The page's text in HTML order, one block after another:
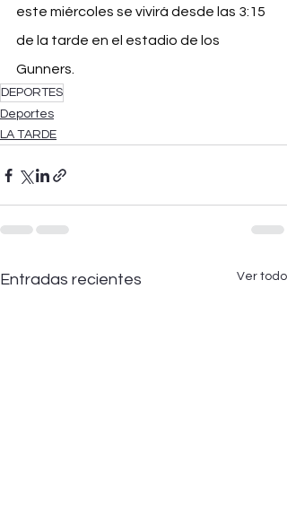
este miércoles se vivirá desde las 3:15
de la tarde en el estadio de los
Gunners.
DEPORTES
Deportes
LA TARDE
Entradas recientes Ver todo